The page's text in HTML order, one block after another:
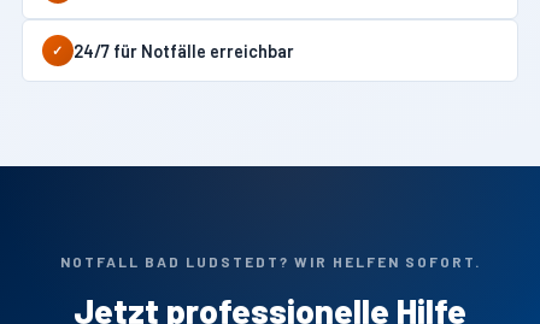
✓ 24/7 für Notfälle erreichbar
NOTFALL BAD LUDSTEDT? WIR HELFEN SOFORT.
Jetzt professionelle Hilfe